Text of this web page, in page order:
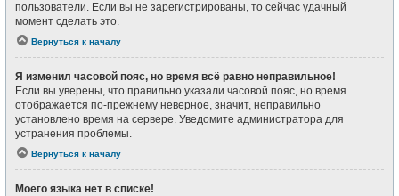
пользователи. Если вы не зарегистрированы, то сейчас удачный
момент сделать это.
Вернуться к началу
Я изменил часовой пояс, но время всё равно неправильное!
Если вы уверены, что правильно указали часовой пояс, но время
отображается по-прежнему неверное, значит, неправильно
установлено время на сервере. Уведомите администратора для
устранения проблемы.
Вернуться к началу
Моего языка нет в списке!